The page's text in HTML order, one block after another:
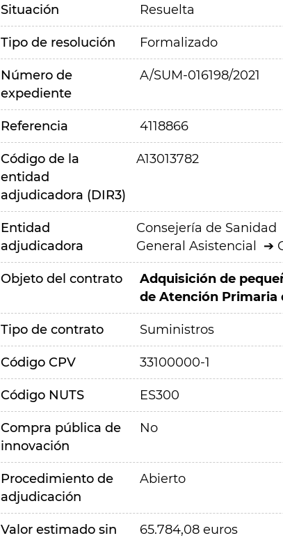
Situación Resuelta
Tipo de resolución Formalizado
Número de
expediente
A/SUM-016198/2021
Referencia 4118866
Código de la
entidad
adjudicadora (DIR3)
A13013782
Entidad
adjudicadora
Consejería de Sanidad
General Asistencial
Objeto del contrato
Adquisición de
de Atención Primaria
Tipo de contrato Suministros
Código CPV 33100000-1
Código NUTS ES300
Compra pública de
innovación
No
Procedimiento de
adjudicación
Abierto
Valor estimado sin
65.784,08 euros